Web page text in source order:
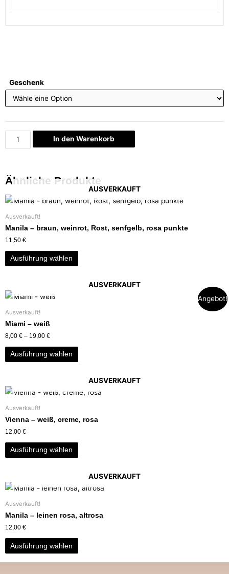
Geschenk
In den Warenkorb
Ähnliche Produkte
AUSVERKAUFT
Ausverkauft!
Manila – braun, weinrot, Rost, senfgelb, rosa punkte
11,50 €
Ausführung wählen
Angebot!
AUSVERKAUFT
Ausverkauft!
Miami – weiß
8,00 € – 19,00 €
Ausführung wählen
AUSVERKAUFT
Ausverkauft!
Vienna – weiß, creme, rosa
12,00 €
Ausführung wählen
AUSVERKAUFT
Ausverkauft!
Manila – leinen rosa, altrosa
12,00 €
Ausführung wählen